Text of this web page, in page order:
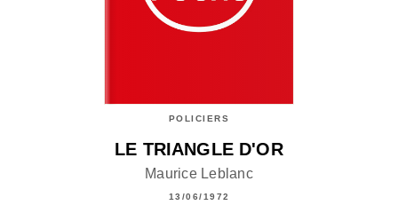
POLICIERS
LE TRIANGLE D'OR
Maurice Leblanc
13/06/1972